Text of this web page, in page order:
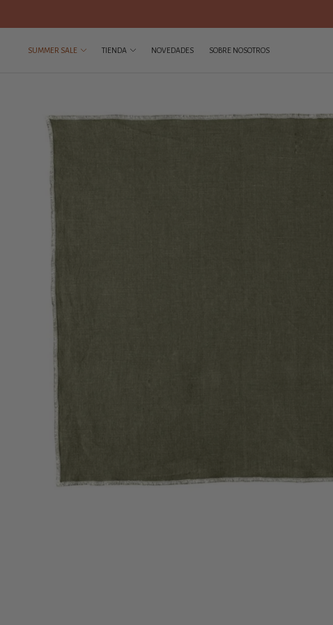
SUMMER SALE TIENDA NOVEDADES SOBRE NOSOTROS